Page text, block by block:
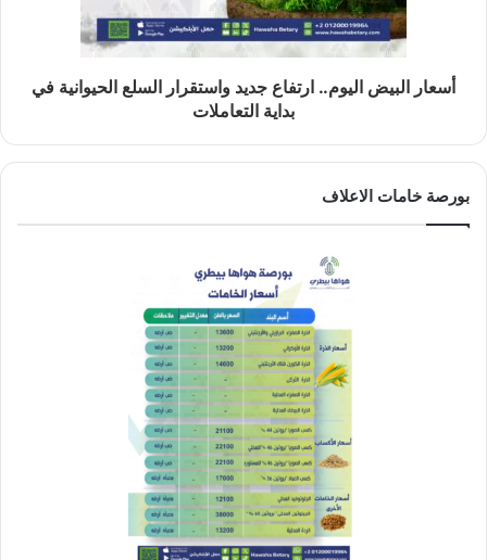
أسعار البيض اليوم.. ارتفاع جديد واستقرار السلع الحيوانية في
بداية التعاملات
بورصة خامات الاعلاف